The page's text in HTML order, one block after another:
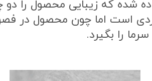
شده که زیبایی محصول را
است اما چون محصول
را بگیرد.